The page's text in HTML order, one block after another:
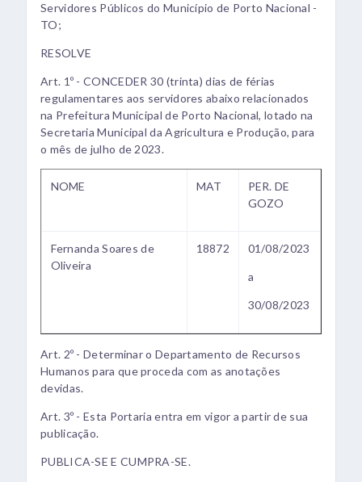
Servidores Públicos do Município de Porto Nacional -
TO;
RESOLVE
Art. 1º - CONCEDER 30 (trinta) dias de férias
regulamentares aos servidores abaixo relacionados
na Prefeitura Municipal de Porto Nacional, lotado na
Secretaria Municipal da Agricultura e Produção, para
o mês de julho de 2023.
NOME MAT
PER. DE
GOZO
Fernanda Soares de
Oliveira
18872 01/08/2023
a
30/08/2023
Art. 2º - Determinar o Departamento de Recursos
Humanos para que proceda com as anotações
devidas.
Art. 3º - Esta Portaria entra em vigor a partir de sua
publicação.
PUBLICA-SE E CUMPRA-SE.